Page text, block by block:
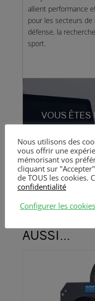
allient performance
pour les secteurs de
défense, la
sport.
VOUS ÊTES
VOUS
AUSSI…
Nous utilisons des
vous offrir une
mémorisant vos
cliquant sur
de TOUS les cookies.
confidentialité
Configurer les cookies